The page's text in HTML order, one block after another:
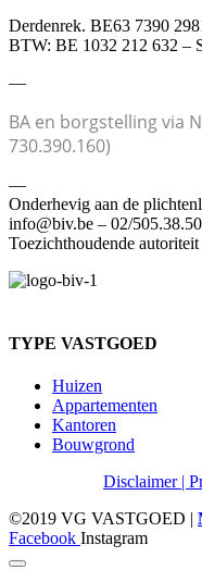
Derdenrek. BE63 7390
BTW: BE 1032 212 632 –
—
BA en borgstelling via
730.390.160)
—
Onderhevig aan de
info@biv.be – 02/
Toezichthoudende
TYPE VASTGOED
Huizen
Appartementen
Kantoren
Bouwgrond
Disclaimer |
©2019 VG VASTGOED |
Facebook Instagram